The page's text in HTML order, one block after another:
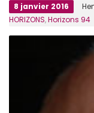
8 janvier 2016
HORIZONS,Horizons 94